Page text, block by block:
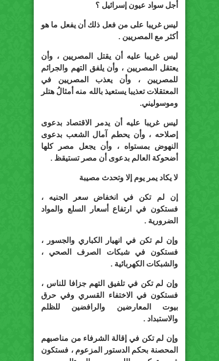
أجل سواد عيون إسرائيل ؟
ليس غريبا على من فعل ذلك أن يفعل ما هو
أكثر مع المصريين .
ليس غريبا عليه أن يقتل المصريين ، وأن
يعتقل المصريين ، وأن يلفق التهم والجرائم
للمصريين ، وأن يعذب المصريين في
المعتقلات تعذيبا يستعيذ بالله منه أمثالُ هتلر
وموسوليني.
ليس غريبا عليه أن يدمر الاقتصاد بدعوى
إصلاحه ، وأن يحطم آمال الشعب بدعوى
النهوض بمستواه ، وأن يجعل مصر كلها
أضحوكة العالم بدعوى أن مصر تستيقظ .
لا يكاد يمر يوم إلا وتحدث مصيبة
إن لم تكن في انخفاض سعر الجنيه ،
فستكون في ارتفاع أسعار السلع والمواد
الضرورية .
وإن لم تكن في انهيار الكباري والجسور ،
فستكون في شبكات الصرف الصحي ،
والشبكات الكهربائية .
وإن لم تكن في تلفيق التهم جزافا للناس ،
فستكون في الاختفاء القسري وفي حرق
بيوت المعارضين والرافضين للظلم
والاستبداد .
وإن لم تكن في إقالة الشرفاء من مناصبهم
المحصنة بحكم الدستور المزعوم ، فستكون